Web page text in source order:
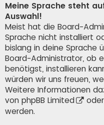
Meine Sprache steht
Auswahl!
Meist hat die Board-
Sprache nicht installiert
bislang in deine Sprache
Board-Administrator, ob
benötigst, installieren
würden wir uns freuen,
Weitere Informationen
von phpBB Limited
werden.